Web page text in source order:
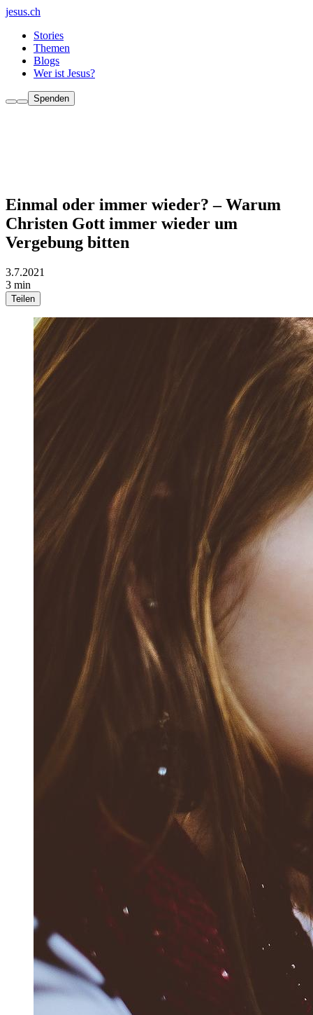
jesus.ch
Stories
Themen
Blogs
Wer ist Jesus?
Spenden
Einmal oder immer wieder? – Warum
Christen Gott immer wieder um
Vergebung bitten
3.7.2021
3 min
Teilen